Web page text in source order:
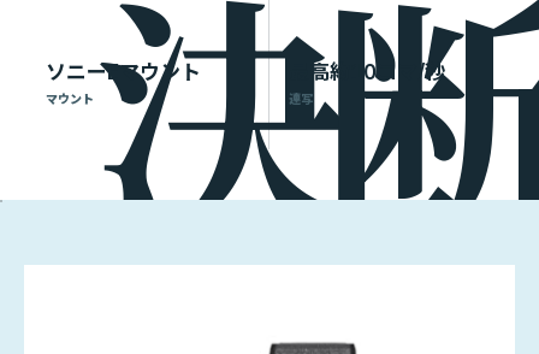
ソニーEマウント
マウント
最高約10コマ/秒
連写